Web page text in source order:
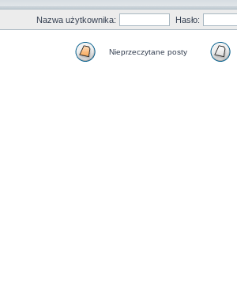
Nazwa użytkownika: Hasło:
Nieprzeczytane posty